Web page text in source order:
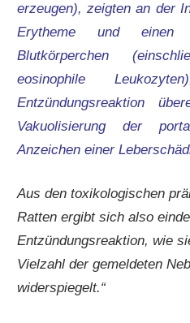
erzeugen), zeigten an der
Erytheme und einen
Blutkörperchen
eosinophile
Entzündungsreaktion
Vakuolisierung der
Anzeichen einer
Aus den toxikologischen
Ratten ergibt sich also
Entzündungsreaktion, wie
Vielzahl der gemeldeten
widerspiegelt.“